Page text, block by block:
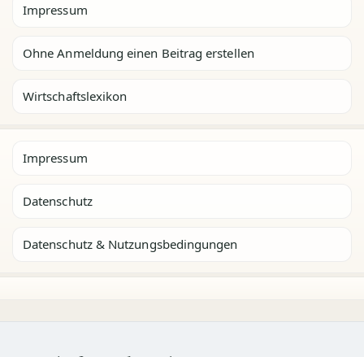
Impressum
Ohne Anmeldung einen Beitrag erstellen
Wirtschaftslexikon
Impressum
Datenschutz
Datenschutz & Nutzungsbedingungen